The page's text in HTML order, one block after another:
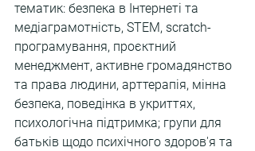
тематик: безпека в Інтернеті та
медіаграмотність, STEM, scratch-
програмування, проєктний
менеджмент, активне громадянство
та права людини, арттерапія, мінна
безпека, поведінка в укриттях,
психологічна підтримка; групи для
батьків щодо психічного здоров'я та